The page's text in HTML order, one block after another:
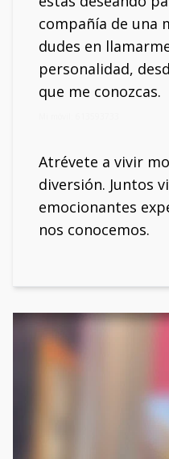
compañía de una
dudes en
personalidad,
que me conozcas.
Atrévete a vivir
diversión. Juntos
emocionantes
nos conocemos.